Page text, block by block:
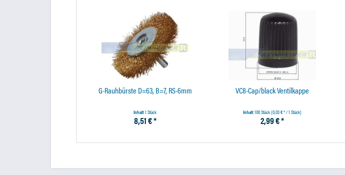
G-Rauhbürste D=63, B=7, RS-6mm
Inhalt1 Stück
8,51 € *
VC8-Cap/black Ventilkappe
Inhalt100 Stück(0,03 € * / 1 Stück)
2,99 € *